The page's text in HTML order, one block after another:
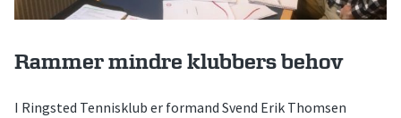
Rammer mindre klubbers behov
I Ringsted Tennisklub er formand Svend Erik Thomsen